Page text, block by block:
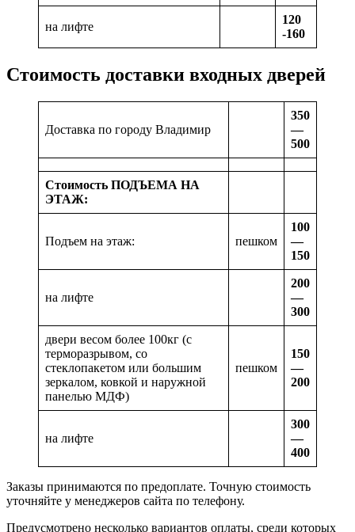
на лифте
120
-160
Стоимость доставки входных дверей
Доставка по городу Владимир
350
—
500
Стоимость ПОДЪЕМА НА
ЭТАЖ:
Подъем на этаж: пешком
100
—
150
на лифте
200
—
300
двери весом более 100кг (с
терморазрывом, со
стеклопакетом или большим
зеркалом, ковкой и наружной
панелью МДФ)
пешком
150
—
200
на лифте
300
—
400
Заказы принимаются по предоплате. Точную стоимость
уточняйте у менеджеров сайта по телефону.
Предусмотрено несколько вариантов оплаты, среди которых